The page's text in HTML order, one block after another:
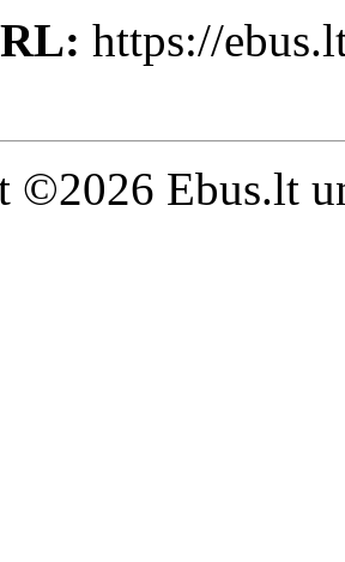
https://
©2026 Ebus.lt